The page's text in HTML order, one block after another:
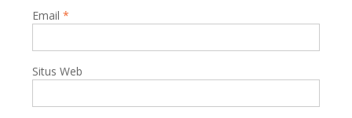
Email *
Situs Web